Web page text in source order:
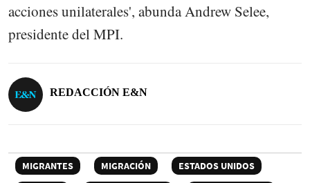
acciones unilaterales', abunda Andrew Selee,
presidente del MPI.
REDACCIÓN E&N
MIGRANTES MIGRACIÓN
ESTADOS UNIDOS